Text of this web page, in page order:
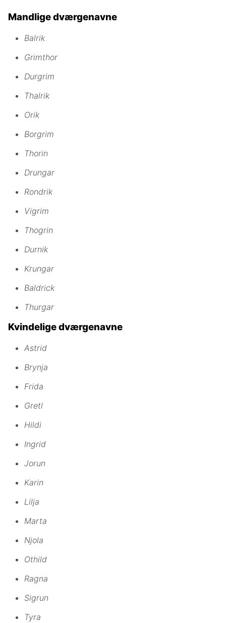
Mandlige dværgenavne
Balrik
Grimthor
Durgrim
Thalrik
Orik
Borgrim
Thorin
Drungar
Rondrik
Vigrim
Thogrin
Durnik
Krungar
Baldrick
Thurgar
Kvindelige dværgenavne
Astrid
Brynja
Frida
Gretl
Hildi
Ingrid
Jorun
Karin
Lilja
Marta
Njola
Othild
Ragna
Sigrun
Tyra